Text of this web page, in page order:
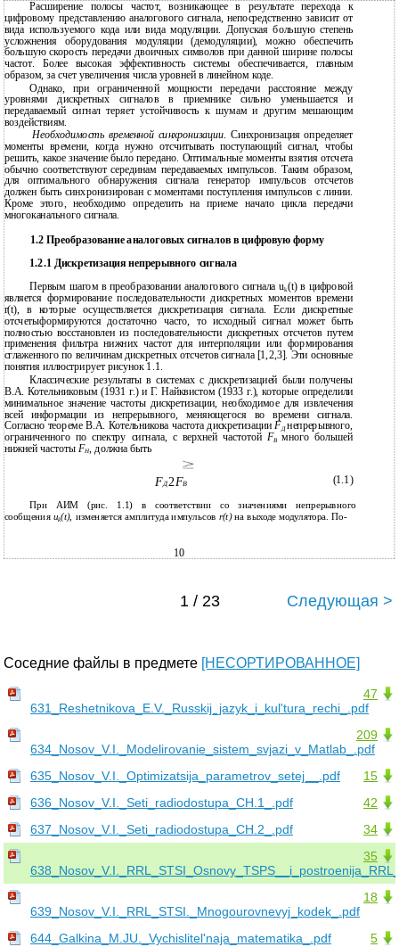
Расширение полосы частот, возникающее в результате перехода к
цифровому представлению аналогового сигнала, непосредственно зависит от
вида используемого кода или вида модуляции. Допуская большую степень
усложнения оборудования модуляции (демодуляции), можно обеспечить
большую скорость передачи двоичных символов при данной ширине полосы
частот. Более высокая эффективность системы обеспечивается, главным
образом, за счет увеличения числа уровней в линейном коде.
Однако, при ограниченной мощности передачи расстояние между
уровнями дискретных сигналов в приемнике сильно уменьшается и
передаваемый сигнал теряет устойчивость к шумам и другим мешающим
воздействиям.
Необходимость временной синхронизации. Синхронизация определяет
моменты времени, когда нужно отсчитывать поступающий сигнал, чтобы
решить, какое значение было передано. Оптимальные моменты взятия отсчета
обычно соответствуют серединам передаваемых импульсов. Таким образом,
для оптимального обнаружения сигнала генератор импульсов отсчетов
должен быть синхронизирован с моментами поступления импульсов с линии.
Кроме этого, необходимо определить на приеме начало цикла передачи
многоканального сигнала.
1.2 Преобразование аналоговых сигналов в цифровую форму
1.2.1 Дискретизация непрерывного сигнала
Первым шагом в преобразовании аналогового сигнала uk(t) в цифровой
является формирование последовательности дискретных моментов времени
r(t), в которые осуществляется дискретизация сигнала. Если дискретные
отсчетыформируются достаточно часто, то исходный сигнал может быть
полностью восстановлен из последовательности дискретных отсчетов путем
применения фильтра нижних частот для интерполяции или формирования
сглаженного по величинам дискретных отсчетов сигнала [1,2,3]. Эти основные
понятия иллюстрирует рисунок 1.1.
Классические результаты в системах с дискретизацией были получены
В.А. Котельниковым (1931 г.) и Г. Найквистом (1933 г.), которые определили
минимальное значение частоты дискретизации, необходимое для извлечения
всей информации из непрерывного, меняющегося во времени сигнала.
Согласно теореме В.А. Котельникова частота дискретизацииFДнепрерывного,
ограниченного по спектру сигнала, с верхней частотойFВмного большей
нижней частоты FН, должна быть
FД2FВ (1.1)
При АИМ (рис. 1.1) в соответствии со значениями непрерывного
сообщения uk(t), изменяется амплитуда импульсов r(t)на выходе модулятора. По-
10
1 / 23 Следующая >
Соседние файлы в предмете [НЕСОРТИРОВАННОЕ]
47
631_Reshetnikova_E.V._Russkij_jazyk_i_kul'tura_rechi_.pdf
209
634_Nosov_V.I._Modelirovanie_sistem_svjazi_v_Matlab_.pdf
15
635_Nosov_V.I._Optimizatsija_parametrov_setej__.pdf
42
636_Nosov_V.I._Seti_radiodostupa_CH.1_.pdf
34
637_Nosov_V.I._Seti_radiodostupa_CH.2_.pdf
35
18
639_Nosov_V.I._RRL_STSI._Mnogourovnevyj_kodek_.pdf
5
644_Galkina_M.JU._Vychislitel'naja_matematika_.pdf